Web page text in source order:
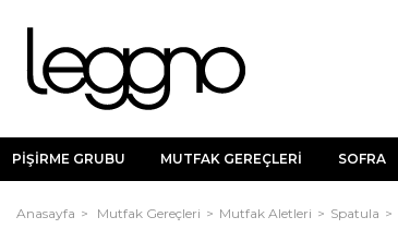
PİŞİRME GRUBU MUTFAK GEREÇLERİ SOFRA
Anasayfa Mutfak Gereçleri Mutfak Aletleri Spatula